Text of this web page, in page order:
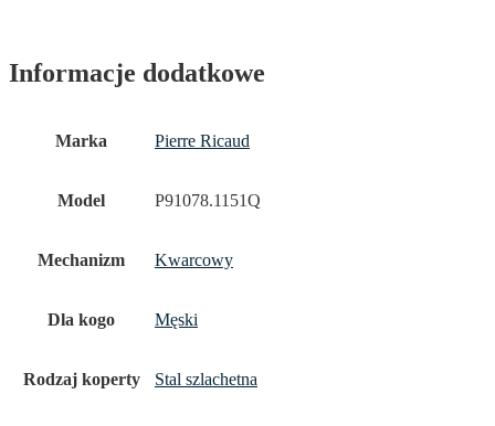
Informacje dodatkowe
Marka Pierre Ricaud
Model P91078.1151Q
Mechanizm Kwarcowy
Dla kogo Męski
Rodzaj koperty Stal szlachetna